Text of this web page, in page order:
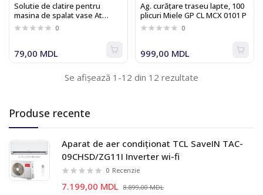
Produse recente
Aparat de aer condiționat TCL SaveIN TAC-
09CHSD/ZG11I Inverter wi-fi
0 Recenzie
7.199,00 MDL 8.899,00 MDL
Solutie de clatire pentru
masina de spalat vase At
Home Clean
&quot;Dishwasher Rinse
0
79,00 MDL
Ag. curățare traseu lapte, 100
plicuri Miele GP CL MCX 0101 P
0
999,00 MDL
Se afișează 1-12 din 12 rezultate